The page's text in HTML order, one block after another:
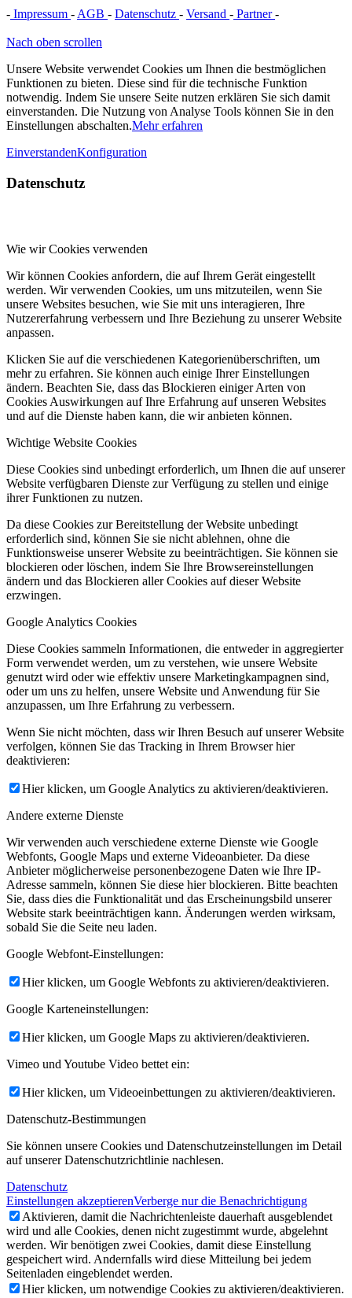
- Impressum - AGB - Datenschutz - Versand - Partner-
Nach oben scrollen
Unsere Website verwendet Cookies um Ihnen die bestmöglichen
Funktionen zu bieten. Diese sind für die technische Funktion
notwendig. Indem Sie unsere Seite nutzen erklären Sie sich damit
einverstanden. Die Nutzung von Analyse Tools können Sie in den
Einstellungen abschalten.Mehr erfahren
EinverstandenKonfiguration
Datenschutz
Wie wir Cookies verwenden
Wir können Cookies anfordern, die auf Ihrem Gerät eingestellt
werden. Wir verwenden Cookies, um uns mitzuteilen, wenn Sie
unsere Websites besuchen, wie Sie mit uns interagieren, Ihre
Nutzererfahrung verbessern und Ihre Beziehung zu unserer Website
anpassen.
Klicken Sie auf die verschiedenen Kategorienüberschriften, um
mehr zu erfahren. Sie können auch einige Ihrer Einstellungen
ändern. Beachten Sie, dass das Blockieren einiger Arten von
Cookies Auswirkungen auf Ihre Erfahrung auf unseren Websites
und auf die Dienste haben kann, die wir anbieten können.
Wichtige Website Cookies
Diese Cookies sind unbedingt erforderlich, um Ihnen die auf unserer
Website verfügbaren Dienste zur Verfügung zu stellen und einige
ihrer Funktionen zu nutzen.
Da diese Cookies zur Bereitstellung der Website unbedingt
erforderlich sind, können Sie sie nicht ablehnen, ohne die
Funktionsweise unserer Website zu beeinträchtigen. Sie können sie
blockieren oder löschen, indem Sie Ihre Browsereinstellungen
ändern und das Blockieren aller Cookies auf dieser Website
erzwingen.
Google Analytics Cookies
Diese Cookies sammeln Informationen, die entweder in aggregierter
Form verwendet werden, um zu verstehen, wie unsere Website
genutzt wird oder wie effektiv unsere Marketingkampagnen sind,
oder um uns zu helfen, unsere Website und Anwendung für Sie
anzupassen, um Ihre Erfahrung zu verbessern.
Wenn Sie nicht möchten, dass wir Ihren Besuch auf unserer Website
verfolgen, können Sie das Tracking in Ihrem Browser hier
deaktivieren:
Hier klicken, um Google Analytics zu aktivieren/deaktivieren.
Andere externe Dienste
Wir verwenden auch verschiedene externe Dienste wie Google
Webfonts, Google Maps und externe Videoanbieter. Da diese
Anbieter möglicherweise personenbezogene Daten wie Ihre IP-
Adresse sammeln, können Sie diese hier blockieren. Bitte beachten
Sie, dass dies die Funktionalität und das Erscheinungsbild unserer
Website stark beeinträchtigen kann. Änderungen werden wirksam,
sobald Sie die Seite neu laden.
Google Webfont-Einstellungen:
Hier klicken, um Google Webfonts zu aktivieren/deaktivieren.
Google Karteneinstellungen:
Hier klicken, um Google Maps zu aktivieren/deaktivieren.
Vimeo und Youtube Video bettet ein:
Hier klicken, um Videoeinbettungen zu aktivieren/deaktivieren.
Datenschutz-Bestimmungen
Sie können unsere Cookies und Datenschutzeinstellungen im Detail
auf unserer Datenschutzrichtlinie nachlesen.
Datenschutz
Einstellungen akzeptierenVerberge nur die Benachrichtigung
Aktivieren, damit die Nachrichtenleiste dauerhaft ausgeblendet
wird und alle Cookies, denen nicht zugestimmt wurde, abgelehnt
werden. Wir benötigen zwei Cookies, damit diese Einstellung
gespeichert wird. Andernfalls wird diese Mitteilung bei jedem
Seitenladen eingeblendet werden.
Hier klicken, um notwendige Cookies zu aktivieren/deaktivieren.